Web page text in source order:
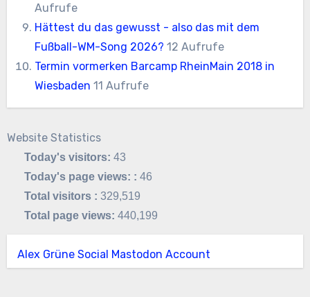
Aufrufe
Hättest du das gewusst - also das mit dem
Fußball-WM-Song 2026? 12 Aufrufe
Termin vormerken Barcamp RheinMain 2018 in
Wiesbaden 11 Aufrufe
Website Statistics
Today's visitors:43
Today's page views: :46
Total visitors :329,519
Total page views:440,199
Alex Grüne Social Mastodon Account